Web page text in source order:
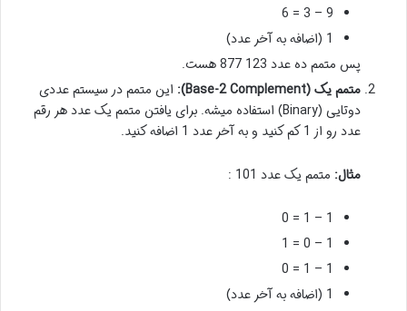
9 – 3 = 6
1 (اضافه به آخر عدد)
پس متمم ده عدد 123 877 هست.
متمم یک (Base-2 Complement):
این متمم در سیستم عددی
دوتایی (Binary) استفاده میشه. برای یافتن متمم یک عدد هر رقم
عدد رو از 1 کم کنید و به آخر عدد 1 اضافه کنید.
مثال: متمم یک عدد 101 :
1 – 1 = 0
1 – 0 = 1
1 – 1 = 0
1 (اضافه به آخر عدد)